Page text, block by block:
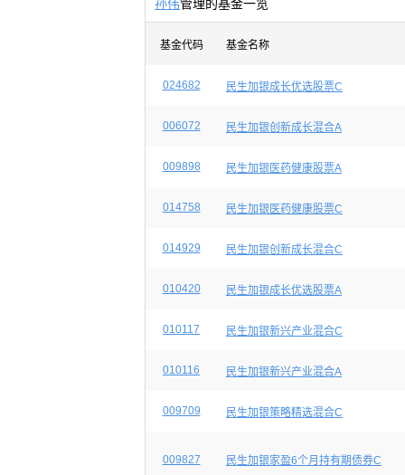
孙伟管理的基金一览
基金代码 基金名称
024682 民生加银成长优选股票C
006072 民生加银创新成长混合A
009898 民生加银医药健康股票A
014758 民生加银医药健康股票C
014929 民生加银创新成长混合C
010420 民生加银成长优选股票A
010117 民生加银新兴产业混合C
010116 民生加银新兴产业混合A
009709 民生加银策略精选混合C
009827 民生加银家盈6个月持有期债券C